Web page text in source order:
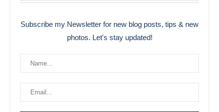
Subscribe my Newsletter for new blog posts, tips & new
photos. Let's stay updated!